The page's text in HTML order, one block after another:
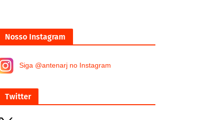
Nosso Instagram
Siga @antenarj no Instagram
Twitter